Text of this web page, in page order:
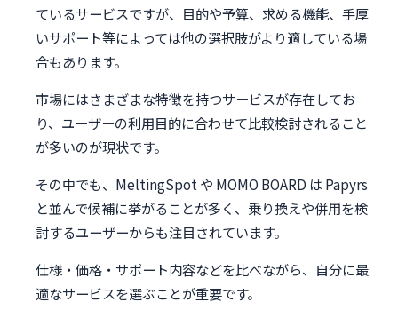
ているサービスですが、目的や予算、求める機能、手厚
いサポート等によっては他の選択肢がより適している場
合もあります。
市場にはさまざまな特徴を持つサービスが存在してお
り、ユーザーの利用目的に合わせて比較検討されること
が多いのが現状です。
その中でも、MeltingSpot や MOMO BOARD は Papyrs
と並んで候補に挙がることが多く、乗り換えや併用を検
討するユーザーからも注目されています。
仕様・価格・サポート内容などを比べながら、自分に最
適なサービスを選ぶことが重要です。